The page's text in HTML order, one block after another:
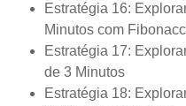
Estratégia 16:
Minutos com
Estratégia 17:
de 3 Minutos
Estratégia 18: